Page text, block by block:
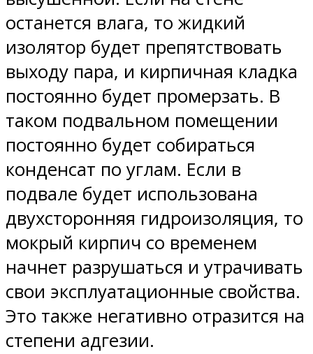
останется влага, то жидкий
изолятор будет препятствовать
выходу пара, и кирпичная кладка
постоянно будет промерзать. В
таком подвальном помещении
постоянно будет собираться
конденсат по углам. Если в
подвале будет использована
двухсторонняя гидроизоляция, то
мокрый кирпич со временем
начнет разрушаться и утрачивать
свои эксплуатационные свойства.
Это также негативно отразится на
степени адгезии.